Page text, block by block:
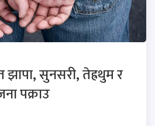
सुनसरी, तेह्रथुम र
पक्राउ